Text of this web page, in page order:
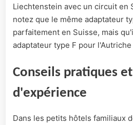
Liechtenstein avec un circuit en
notez que le même adaptateur
parfaitement en Suisse, mais
adaptateur type F pour
Conseils pratiques
d'expérience
Dans les petits hôtels familiaux